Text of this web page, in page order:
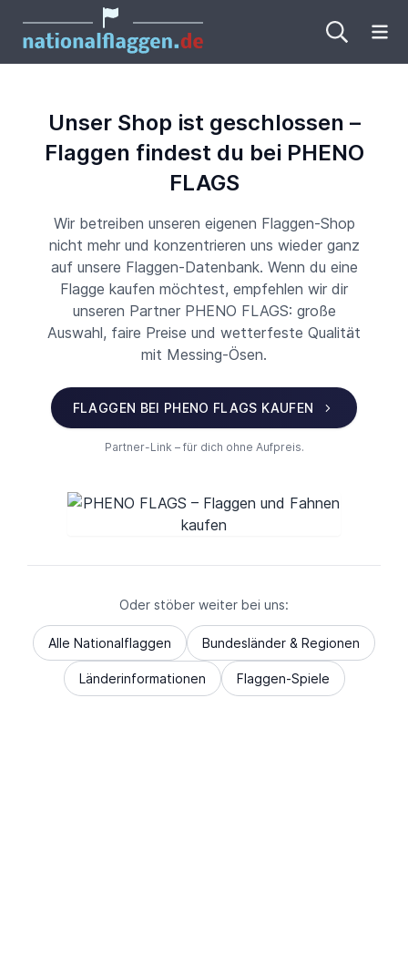
Unser Shop ist geschlossen –
Flaggen findest du bei PHENO
FLAGS
Wir betreiben unseren eigenen Flaggen-Shop
nicht mehr und konzentrieren uns wieder ganz
auf unsere Flaggen-Datenbank. Wenn du eine
Flagge kaufen möchtest, empfehlen wir dir
unseren Partner PHENO FLAGS: große
Auswahl, faire Preise und wetterfeste Qualität
mit Messing-Ösen.
FLAGGEN BEI PHENO FLAGS KAUFEN
Partner-Link – für dich ohne Aufpreis.
Oder stöber weiter bei uns:
Alle Nationalflaggen Bundesländer & Regionen
Länderinformationen Flaggen-Spiele